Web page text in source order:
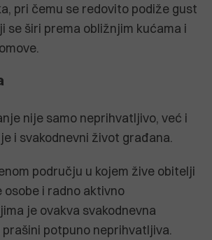
pri čemu se redovito podiže gust
se širi prema obližnjim kućama i
nije samo neprihvatljivo, već i
i svakodnevni život građana.
području u kojem žive obitelji
i radno aktivno
je ovakva svakodnevna
potpuno neprihvatljiva.